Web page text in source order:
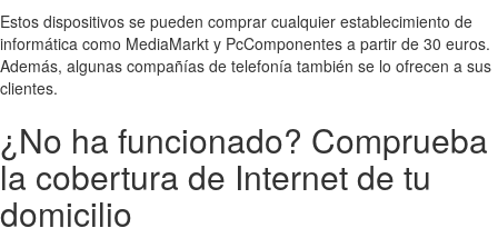
Estos dispositivos se pueden comprar cualquier establecimiento de
informática como MediaMarkt y PcComponentes a partir de 30 euros.
Además, algunas compañías de telefonía también se lo ofrecen a sus
clientes.
¿No ha funcionado? Comprueba
la cobertura de Internet de tu
domicilio